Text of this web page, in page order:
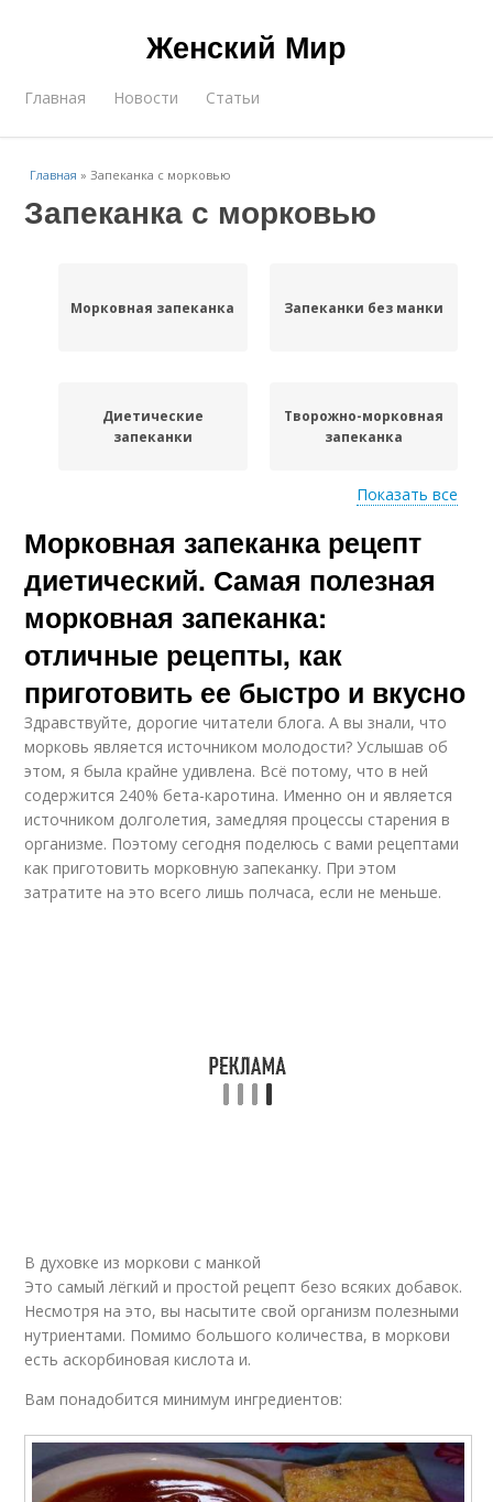
Женский Мир
Главная Новости Статьи
Главная »Запеканка с морковью
Запеканка с морковью
Морковная запеканка Запеканки без манки
Диетические
запеканки
Творожно-морковная
запеканка
Творожная запеканка
Ингредиенты для
творожная запеканка
Запеканка в духовке Запеканка с творогом
Запеканка из вареной
Запеканка с
яблоками
Запеканка из
Запеканка с манкой
Показать все
Морковная запеканка рецепт
диетический. Самая полезная
морковная запеканка:
отличные рецепты, как
приготовить ее быстро и вкусно
Здравствуйте, дорогие читатели блога. А вы знали, что
морковь является источником молодости? Услышав об
этом, я была крайне удивлена. Всё потому, что в ней
содержится 240% бета-каротина. Именно он и является
источником долголетия, замедляя процессы старения в
организме. Поэтому сегодня поделюсь с вами рецептами
как приготовить морковную запеканку. При этом
затратите на это всего лишь полчаса, если не меньше.
В духовке из моркови с манкой
Это самый лёгкий и простой рецепт безо всяких добавок.
Несмотря на это, вы насытите свой организм полезными
нутриентами. Помимо большого количества, в моркови
есть аскорбиновая кислота и.
Вам понадобится минимум ингредиентов: